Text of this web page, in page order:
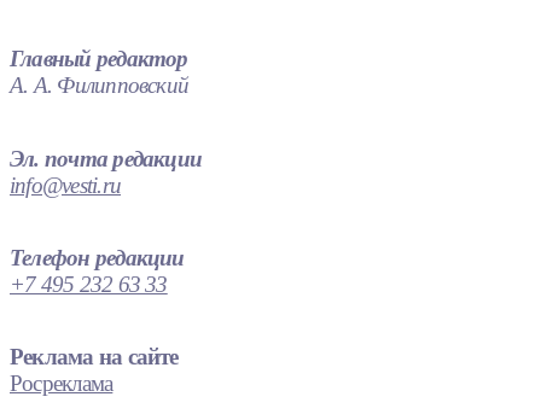
Главный редактор
А. А. Филипповский
Эл. почта редакции
info@vesti.ru
Телефон редакции
+7 495 232 63 33
Реклама на сайте
Росреклама